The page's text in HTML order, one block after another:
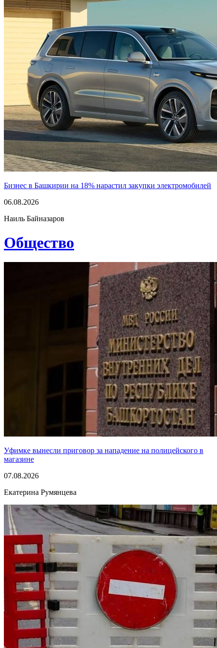
Бизнес в Башкирии на 18% нарастил закупки электромобилей
06.08.2026
Наиль Байназаров
Общество
Уфимке вынесли приговор за нападение на полицейского в
магазине
07.08.2026
Екатерина Румянцева